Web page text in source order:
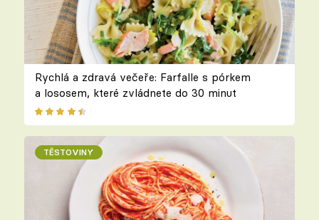
Rychlá a zdravá večeře: Farfalle s pórkem
a lososem, které zvládnete do 30 minut
TĚSTOVINY